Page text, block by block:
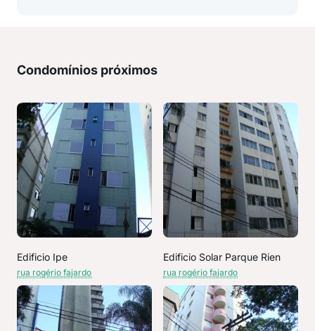
Condomínios próximos
Edificio Ipe
rua rogério fajardo
Edificio Solar Parque Rien
rua rogério fajardo